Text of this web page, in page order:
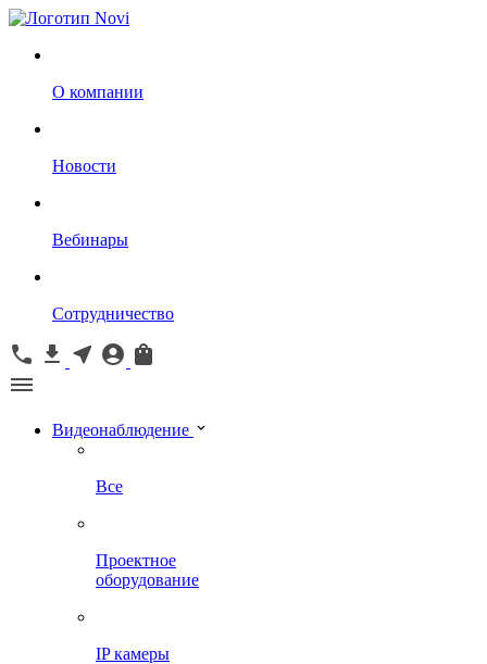
О компании
Новости
Вебинары
Сотрудничество
Видеонаблюдение
Все
Проектное
оборудование
IP камеры